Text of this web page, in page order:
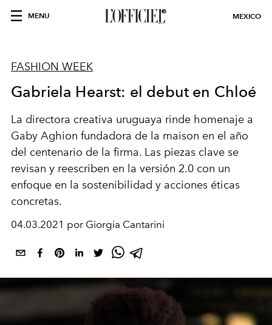
MENU MEXICO
FASHION WEEK
Gabriela Hearst: el debut en Chloé
La directora creativa uruguaya rinde homenaje a
Gaby Aghion fundadora de la maison en el año
del centenario de la firma. Las piezas clave se
revisan y reescriben en la versión 2.0 con un
enfoque en la sostenibilidad y acciones éticas
concretas.
04.03.2021 por Giorgia Cantarini